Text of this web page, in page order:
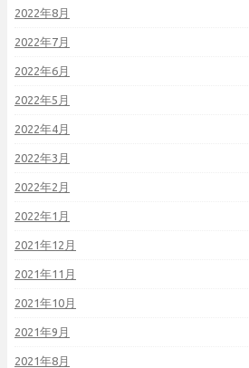
2022年8月
2022年7月
2022年6月
2022年5月
2022年4月
2022年3月
2022年2月
2022年1月
2021年12月
2021年11月
2021年10月
2021年9月
2021年8月